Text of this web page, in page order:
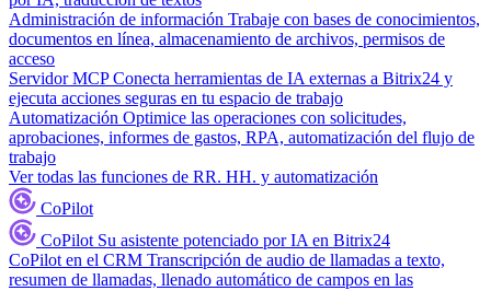
Administración de información Trabaje con bases de conocimientos,
documentos en línea, almacenamiento de archivos, permisos de
acceso
Servidor MCP Conecta herramientas de IA externas a Bitrix24 y
ejecuta acciones seguras en tu espacio de trabajo
Automatización Optimice las operaciones con solicitudes,
aprobaciones, informes de gastos, RPA, automatización del flujo de
trabajo
Ver todas las funciones de RR. HH. y automatización
CoPilot
CoPilot Su asistente potenciado por IA en Bitrix24
CoPilot en el CRM Transcripción de audio de llamadas a texto,
resumen de llamadas, llenado automático de campos en las